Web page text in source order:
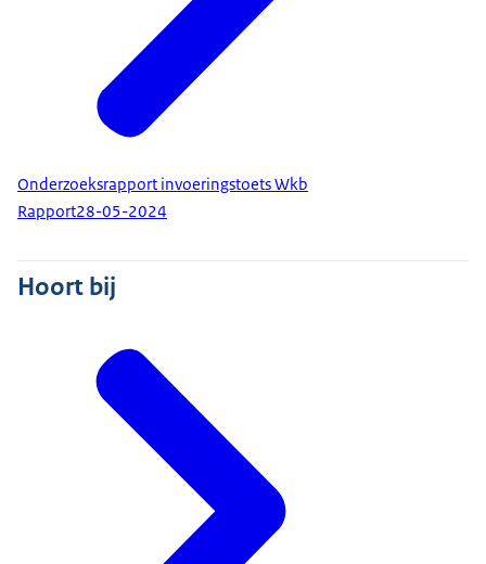
Onderzoeksrapport invoeringstoets Wkb
Rapport28-05-2024
Hoort bij